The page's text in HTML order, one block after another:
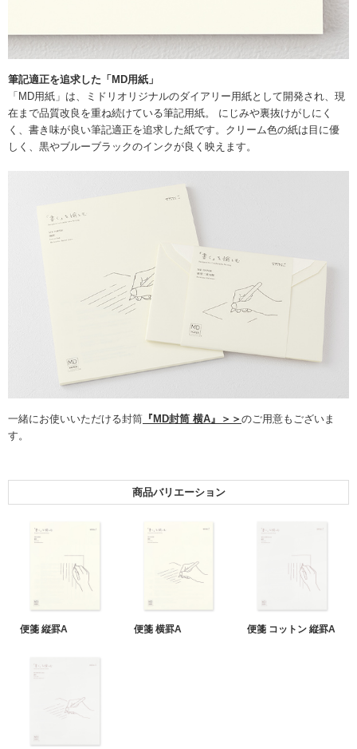
筆記適正を追求した「MD用紙」
「MD用紙」は、ミドリオリジナルのダイアリー用紙として開発され、現
在まで品質改良を重ね続けている筆記用紙。 にじみや裏抜けがしにく
く、書き味が良い筆記適正を追求した紙です。クリーム色の紙は目に優
しく、黒やブルーブラックのインクが良く映えます。
一緒にお使いいただける封筒 『MD封筒 横A』＞＞ のご用意もございま
す。
商品バリエーション
便箋 縦罫A 便箋 横罫A 便箋 コットン 縦罫A